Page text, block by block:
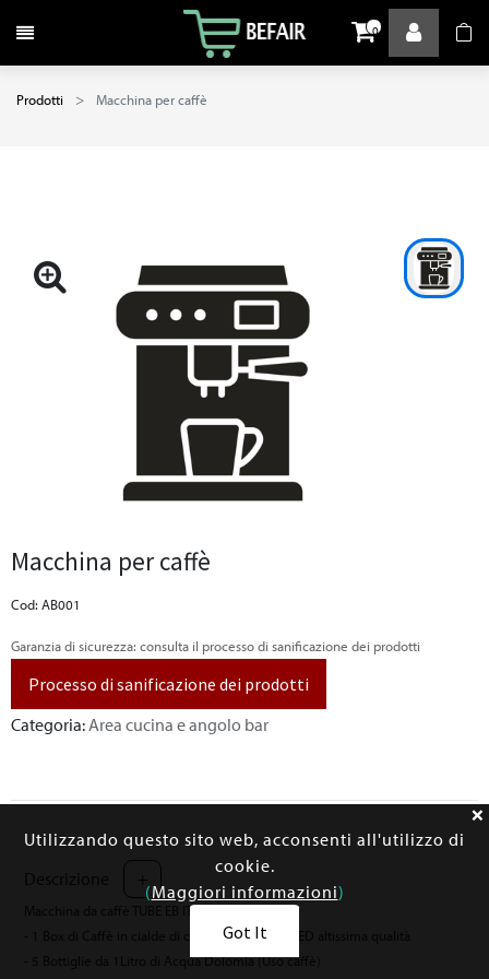
Attiva / disattiva la navigazione 0
Prodotti Macchina per caffè
Macchina per caffè
Cod: AB001
Garanzia di sicurezza: consulta il processo di sanificazione dei prodotti
Processo di sanificazione dei prodotti
Categoria:Area cucina e angolo bar
+
Macchina da caffè TUBE EB ITA fornita con:
- 1 Box di Caffè in cialde di carta da 150pz EB RED altissima qualità
- 5 Bottiglie da 1Litro di Acqua Dolomia (Uso caffè)
Utilizzando questo sito web, acconsenti all'utilizzo di
cookie.
(Maggiori informazioni)
Got It